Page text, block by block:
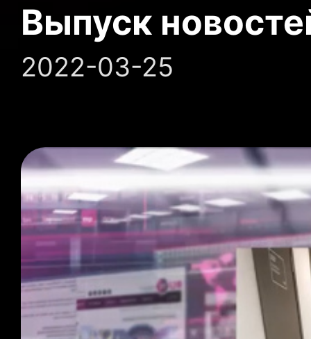
Выпуск
2022-03-25